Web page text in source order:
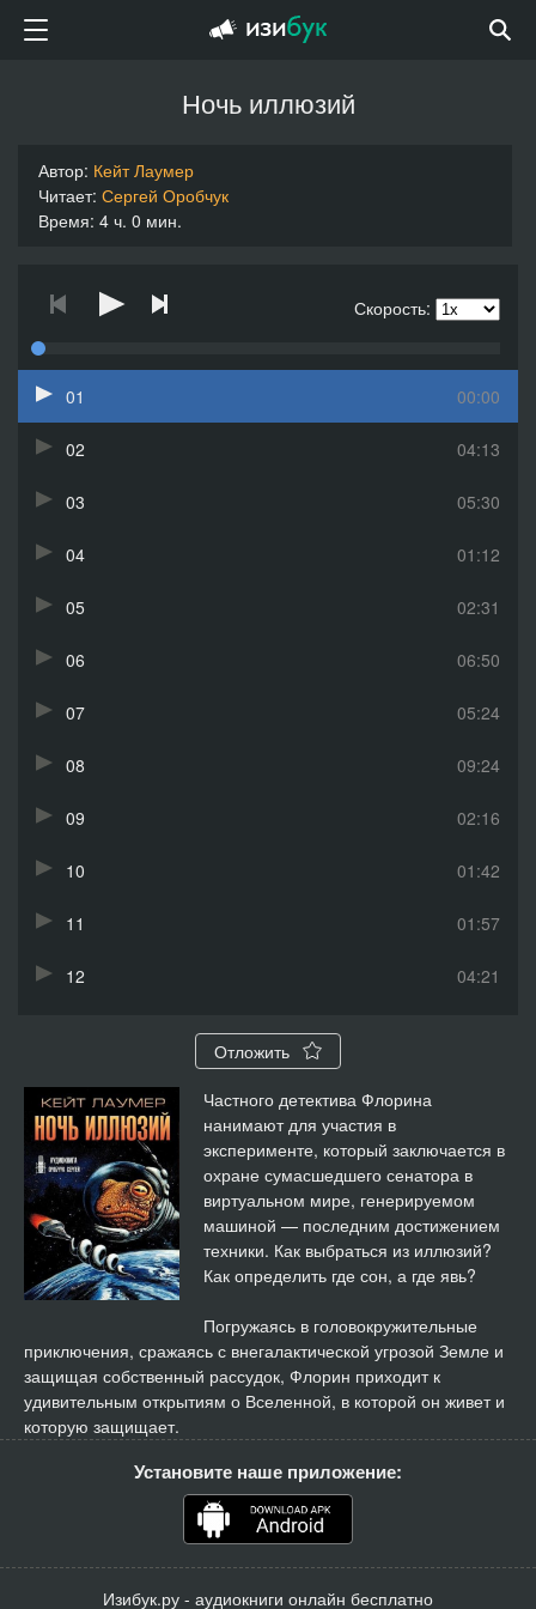
Ночь иллюзий
Автор: Кейт Лаумер
Читает: Сергей Оробчук
Время: 4 ч. 0 мин.
Скорость:
00:00
01
04:13
02
05:30
03
01:12
04
02:31
05
06:50
06
05:24
07
09:24
08
02:16
09
01:42
10
01:57
11
04:21
12
14
15
05:06
16
03:09
17
18
04:16
19
10:23
20
Отложить
Частного детектива Флорина
нанимают для участия в
эксперименте, который заключается в
охране сумасшедшего сенатора в
виртуальном мире, генерируемом
машиной — последним достижением
техники. Как выбраться из иллюзий?
Как определить где сон, а где явь?
Погружаясь в головокружительные
приключения, сражаясь с внегалактической угрозой Земле и
защищая собственный рассудок, Флорин приходит к
удивительным открытиям о Вселенной, в которой он живет и
которую защищает.
Установите наше приложение:
Изибук.ру - аудиокниги онлайн бесплатно